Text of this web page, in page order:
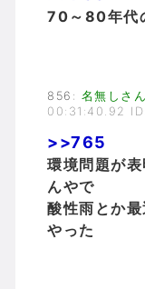
70～80年代
856 : 名無しさ
00:31:40.92
>>765
環境問題が
んやで
酸性雨とか
やった